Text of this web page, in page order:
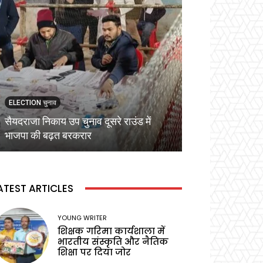
ELECTION चुनाव
सैयदराजा निकाय उप चुनाव दूसरे राउंड में
भाजपा की बढ़त बरकरार
ARTICLES
YOUNG WRITER
शिक्षक गरिमा कार्यशाला में
भारतीय संस्कृति और नैतिक
शिक्षा पर दिया जोर